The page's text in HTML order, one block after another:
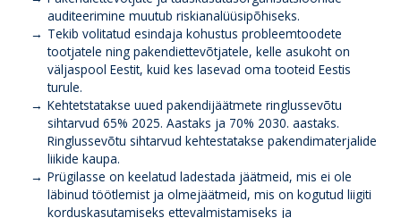
auditeerimine muutub riskianalüüsipõhiseks.
Tekib volitatud esindaja kohustus probleemtoodete
tootjatele ning pakendiettevõtjatele, kelle asukoht on
väljaspool Eestit, kuid kes lasevad oma tooteid Eestis
turule.
Kehtetstatakse uued pakendijäätmete ringlussevõtu
sihtarvud 65% 2025. Aastaks ja 70% 2030. aastaks.
Ringlussevõtu sihtarvud kehtestatakse pakendimaterjalide
liikide kaupa.
Prügilasse on keelatud ladestada jäätmeid, mis ei ole
läbinud töötlemist ja olmejäätmeid, mis on kogutud liigiti
korduskasutamiseks ettevalmistamiseks ja